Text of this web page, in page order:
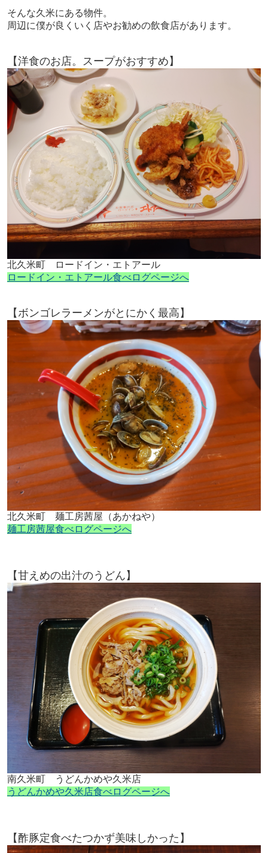
そんな久米にある物件。
周辺に僕が良くいく店やお勧めの飲食店があります。
【洋食のお店。スープがおすすめ】
北久米町 ロードイン・エトアール
ロードイン・エトアール食べログページへ
【ボンゴレラーメンがとにかく最高】
北久米町 麺工房茜屋（あかねや）
麺工房茜屋食べログページへ
【甘えめの出汁のうどん】
南久米町 うどんかめや久米店
うどんかめや久米店食べログページへ
【酢豚定食べたつかず美味しかった】